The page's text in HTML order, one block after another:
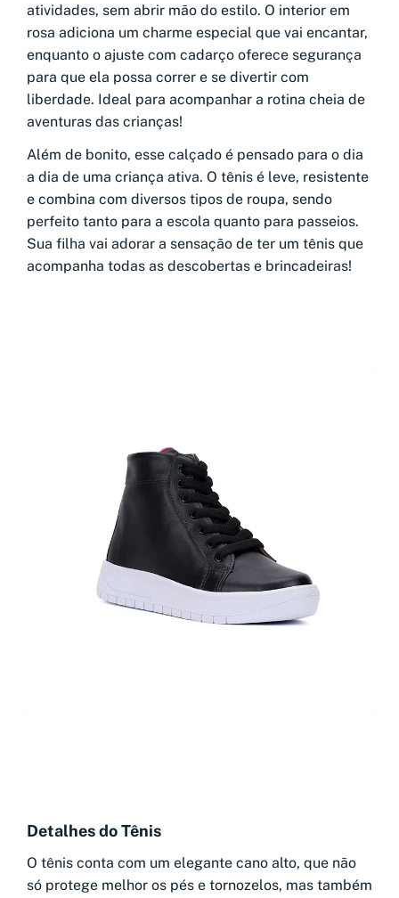
atividades, sem abrir mão do estilo. O interior em
rosa adiciona um charme especial que vai encantar,
enquanto o ajuste com cadarço oferece segurança
para que ela possa correr e se divertir com
liberdade. Ideal para acompanhar a rotina cheia de
aventuras das crianças!
Além de bonito, esse calçado é pensado para o dia
a dia de uma criança ativa. O tênis é leve, resistente
e combina com diversos tipos de roupa, sendo
perfeito tanto para a escola quanto para passeios.
Sua filha vai adorar a sensação de ter um tênis que
acompanha todas as descobertas e brincadeiras!
Detalhes do Tênis
O tênis conta com um elegante cano alto, que não
só protege melhor os pés e tornozelos, mas também